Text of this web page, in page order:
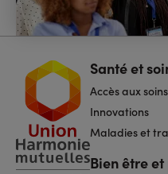
Navigation
de
page
Santé et
Accès aux soins
Innovations
Maladies et
Bien être